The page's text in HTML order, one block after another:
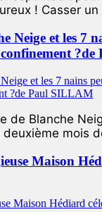
! Casser un
Neige et les 7
de Blanche
mois
Maison